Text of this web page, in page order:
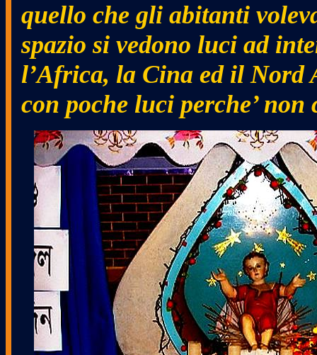
quello che gli abitanti
spazio si vedono luci ad
l’Africa, la Cina ed il Nord
con poche luci perche’ non